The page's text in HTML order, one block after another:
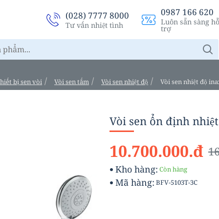
(028) 7777 8000
Tư vấn nhiệt tình
0987 166 620
Luôn sẵn sàng hỗ
trợ
bị sen vòi Vòi sen tắm Vòi sen nhiệt độ Vòi sen nhiệt độ
Vòi sen ổn định
Kho hàng: Còn hàng
Mã hàng: BFV-5103T-3C
10.700.000.đ